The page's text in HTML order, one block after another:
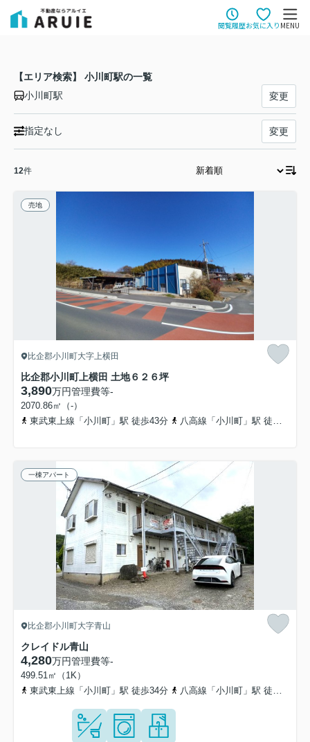
閲覧履歴お気に入り MENU
【エリア検索】 小川町駅の一覧
小川町駅
変更
指定なし 変更
12件
売地
比企郡小川町大字上横田
比企郡小川町上横田 土地６２６坪
3,890万円管理費等-
2070.86㎡（-）
東武東上線「小川町」駅 徒歩43分
八高線「小川町」駅 徒歩43分
一棟アパート
比企郡小川町大字青山
クレイドル青山
4,280万円管理費等-
499.51㎡（1K）
東武東上線「小川町」駅 徒歩34分
八高線「小川町」駅 徒歩34分